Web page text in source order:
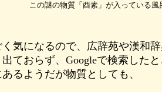
この謎の物質「酉素」が入っている風
く気になるので、広辞苑や漢和
ておらず、Googleで検索した
るようだが物質としても、